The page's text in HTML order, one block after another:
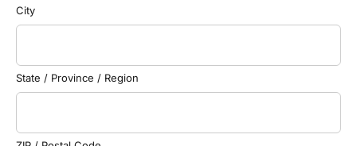
City
State / Province / Region